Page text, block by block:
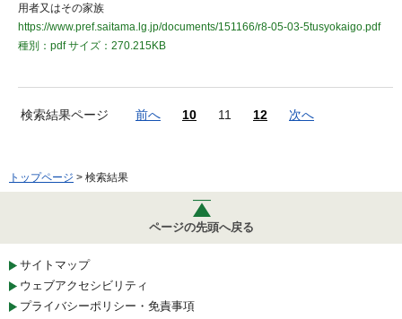
用者又はその家族
https://www.pref.saitama.lg.jp/documents/151166/r8-05-03-5tusyokaigo.pdf
種別：pdfサイズ：270.215KB
検索結果ページ 前へ 10 11 12 次へ
トップページ > 検索結果
ページの先頭へ戻る
サイトマップ
ウェブアクセシビリティ
プライバシーポリシー・免責事項